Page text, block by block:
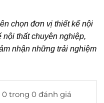
chọn đơn vị thiết kế nội
nội thất chuyên nghiệp,
nhận những trải nghiệm
0 trong 0 đánh giá